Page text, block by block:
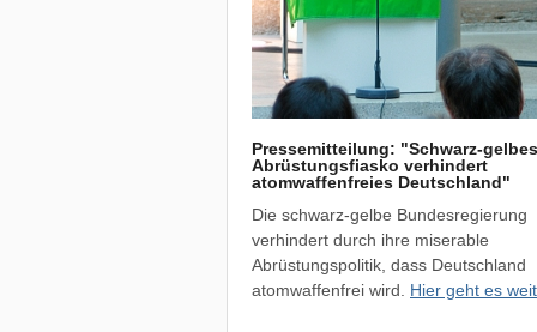
Pressemitteilung: "Schwarz-gelbes
Abrüstungsfiasko verhindert
atomwaffenfreies Deutschland"
Die schwarz-gelbe Bundesregierung
verhindert durch ihre miserable
Abrüstungspolitik, dass Deutschland
atomwaffenfrei wird. Hier geht es